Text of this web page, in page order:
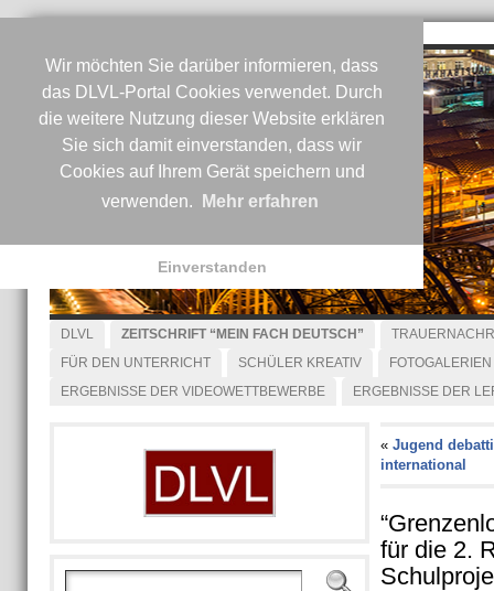
Wir möchten Sie darüber informieren, dass
das DLVL-Portal Cookies verwendet. Durch
die weitere Nutzung dieser Website erklären
Sie sich damit einverstanden, dass wir
Cookies auf Ihrem Gerät speichern und
verwenden.
Mehr erfahren
Einverstanden
DLVL ZEITSCHRIFT “MEIN FACH DEUTSCH”
FÜR DEN UNTERRICHT
SCHÜLER KREATIV
FOTOGALERIEN
ERGEBNISSE DER VIDEOWETTBEWERBE
ERGEBNISSE DER
« Jugend
international
für die 2.